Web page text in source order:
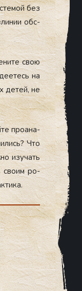
без
обс­
свою
на
де­тей, не
про­ана­
Что
изу­чать
сво­им ро­